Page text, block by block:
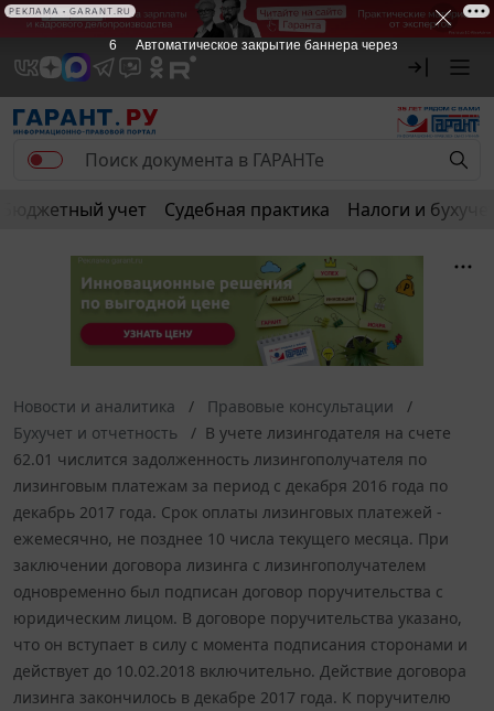
Бюджетный учет Судебная практика Налоги и
Новости и аналитика
Правовые консультации
Бухучет и отчетность
В учете лизингодателя на счете
62.01 числится задолженность лизингополучателя по
лизинговым платежам за период с декабря 2016 года по
декабрь 2017 года. Срок оплаты лизинговых платежей -
ежемесячно, не позднее 10 числа текущего месяца. При
заключении договора лизинга с лизингополучателем
одновременно был подписан договор поручительства с
юридическим лицом. В договоре поручительства указано,
что он вступает в силу с момента подписания сторонами и
действует до 10.02.2018 включительно. Действие договора
лизинга закончилось в декабре 2017 года. К поручителю
6 Автоматическое закрытие баннера через
РЕКЛАМА • GARANT.RU